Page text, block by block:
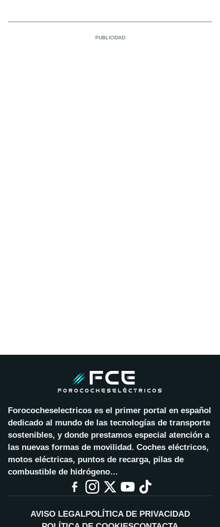
Forococheselectricos es el primer portal en español
dedicado al mundo de las tecnologías de transporte
sostenibles, y donde prestamos especial atención a
las nuevas formas de movilidad. Coches eléctricos,
motos eléctricas, puntos de recarga, pilas de
combustible de hidrógeno…
AVISO LEGALPOLÍTICA DE PRIVACIDAD